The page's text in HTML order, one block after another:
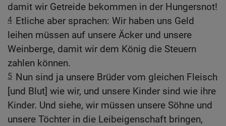
damit wir Getreide bekommen in der Hungersnot!
4 Etliche aber sprachen: Wir haben uns Geld
leihen müssen auf unsere Äcker und unsere
Weinberge, damit wir dem König die Steuern
zahlen können.
5 Nun sind ja unsere Brüder vom gleichen Fleisch
[und Blut] wie wir, und unsere Kinder sind wie ihre
Kinder. Und siehe, wir müssen unsere Söhne und
unsere Töchter in die Leibeigenschaft bringen,